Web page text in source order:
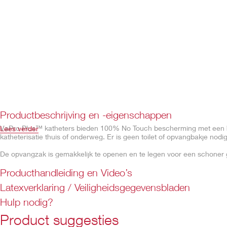
Productbeschrijving en -eigenschappen
VaPro Plus™ katheters bieden 100% No Touch bescherming met
katheterisatie thuis of onderweg. Er is geen toilet of opvangbakje
De opvangzak is gemakkelijk te openen en te legen voor een schoner
Voorzien vanHydraBalance™ Coating Technolgie
.
hydrofiele coating en hydratatievloeistof creëert een
Lees verder
Producthandleiding en Video’s
Latexverklaring / Veiligheidsgegevensbladen
Hulp nodig?
Product suggesties